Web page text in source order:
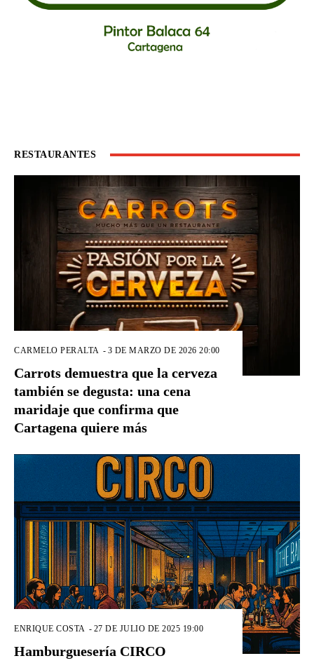
RESTAURANTES
CARMELO PERALTA - 3 DE MARZO DE 2026 20:00
Carrots demuestra que la cerveza
también se degusta: una cena
maridaje que confirma que
Cartagena quiere más
ENRIQUE COSTA - 27 DE JULIO DE 2025 19:00
Hamburguesería CIRCO